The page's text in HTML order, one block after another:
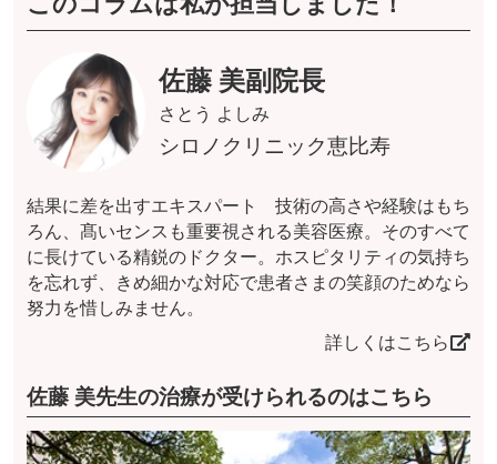
佐藤 美副院長
さとう よしみ
シロノクリニック恵比寿
結果に差を出すエキスパート 技術の高さや経験はもち
ろん、髙いセンスも重要視される美容医療。そのすべて
に長けている精鋭のドクター。ホスピタリティの気持ち
を忘れず、きめ細かな対応で患者さまの笑顔のためなら
努力を惜しみません。
詳しくはこちら
佐藤 美先生の治療が受けられるのはこちら